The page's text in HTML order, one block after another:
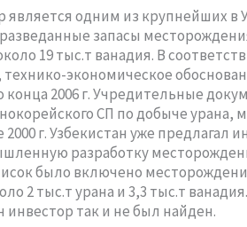
одним из крупнейших в
запасы
19 тыс.т ванадия. В
экономическое
конца 2006 г. Учредительные
СП по добыче урана,
2000 г. Узбекистан уже предлагал
разработку
было включено
2 тыс.т урана и 3,3 тыс.т
так и не был найден.